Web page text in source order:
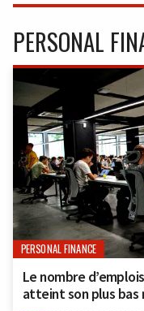
PERSONAL
PERSONAL FINANCE
Le nombre
atteint son plus bas